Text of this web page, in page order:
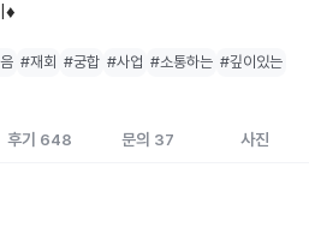
♦️
#재회 #궁합 #사업 #소통하는 #깊이있는
후기 648 문의 37 사진